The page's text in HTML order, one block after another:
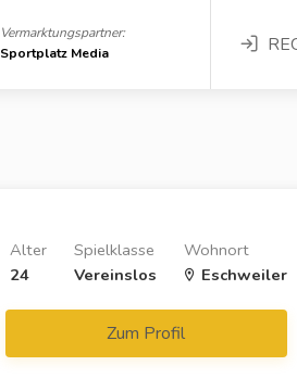
Vermarktungspartner:
Sportplatz Media
Wohnort
Eschweiler
Spielklasse
Vereinslos
Alter
24
Zum Profil